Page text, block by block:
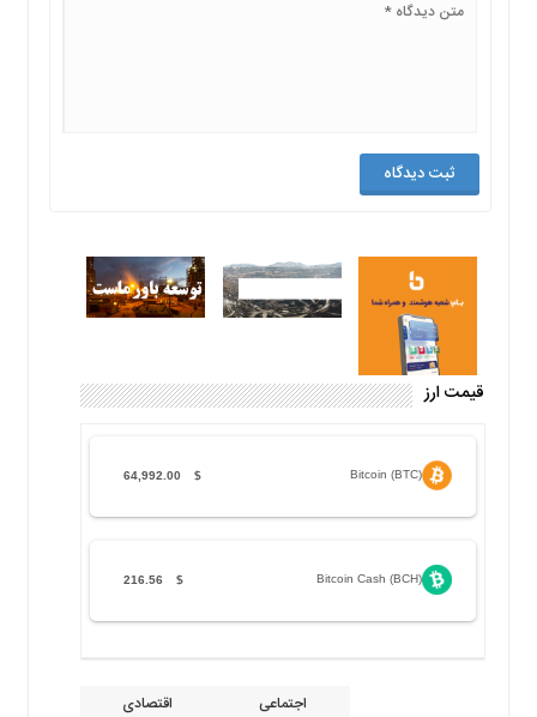
قیمت ارز
Bitcoin (BTC)
$
64,992.00
Bitcoin Cash (BCH)
$
216.56
اجتماعی اقتصادی